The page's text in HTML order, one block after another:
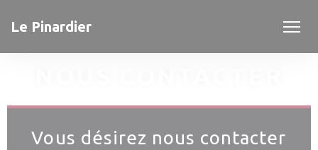
Le Pinardier
Vous désirez nous contacter